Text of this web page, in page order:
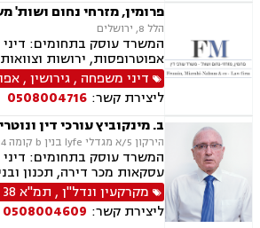
פרומין, מזרחי נחום ושות'
הלל 8, ירושלים
המשרד עוסק בתחומים: דיני
אפוטרופסות, ירושות
ייפוי כוח מתמשך, ידועים
הורות חד מינית, הסכמי ממון,
עסקאות מכר דירה, נדל"ן,
פינוי
ערבויות ושטרות , פירוקים
מניעה, ליווי עסקי, דיני
רגל, הוצאה לפועל, גביית
תביעות ייצוגיות, דיני עבודה
דיני משפחה ,גירושין,
ליצירת קשר: 0508004716
ב. מינקוביץ עורכי דין
הירקון 5/א מגדלי lyfe בנין b קומה 24, בני ברק
עסקאות מכר דירה, תכנון
בנייה, דיני חוזים, דיני
נוטריון, ייפוי כוח מתמשך,
בינוי, מגרשים לבניה , הסכמי
מקרקעין ונדל"ן, תמ"א 38
ליצירת קשר: 0508004609